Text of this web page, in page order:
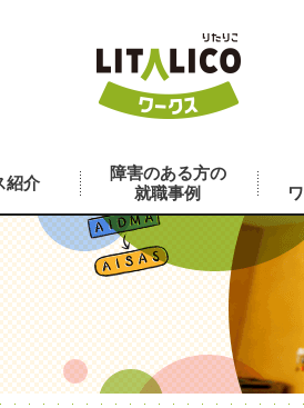
紹介
障害のある方の
就職事例